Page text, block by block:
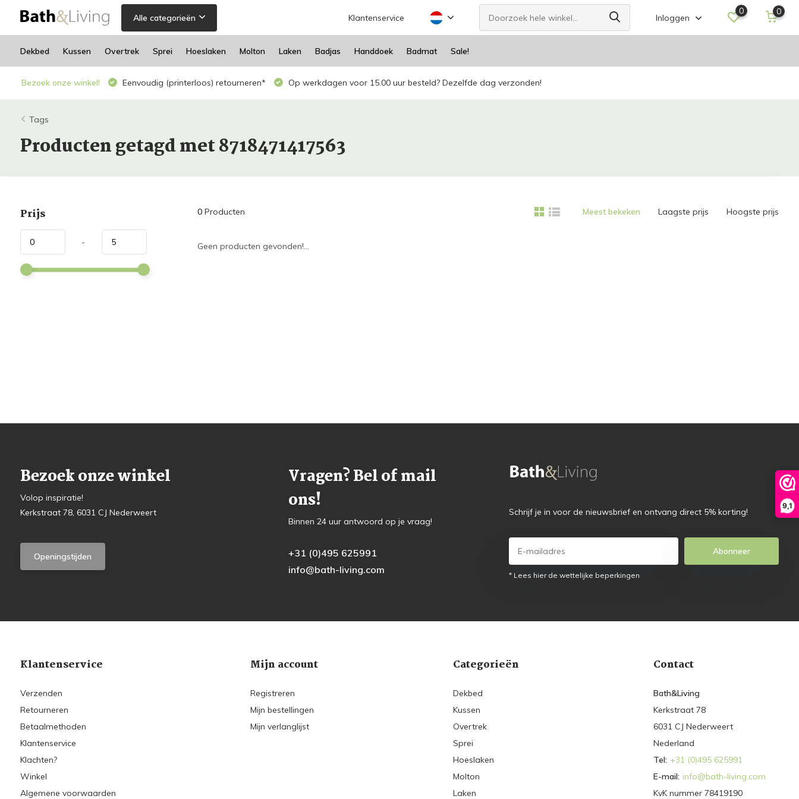
9,1
Alle categorieën Klantenservice Inloggen
0 0
Dekbed Kussen Overtrek Sprei Hoeslaken Molton Laken Badjas Handdoek Badmat Sale!
Bezoek onze winkel! Eenvoudig (printerloos) retourneren* Op werkdagen voor 15.00 uur besteld? Dezelfde dag verzonden!
Tags
Producten getagd met 8718471417563
Prijs
-
0Producten Meest bekeken Laagste prijs Hoogste prijs
Geen producten gevonden!...
Bezoek onze winkel
Volop inspiratie!
Kerkstraat 78, 6031 CJ Nederweert
Openingstijden
Vragen? Bel of mail
ons!
Binnen 24 uur antwoord op je vraag!
+31 (0)495 625991
info@bath-living.com
Schrijf je in voor de nieuwsbrief en ontvang direct 5% korting!
Abonneer
* Lees hier de wettelijke beperkingen
Klantenservice
Verzenden
Retourneren
Betaalmethoden
Klantenservice
Klachten?
Winkel
Algemene voorwaarden
Mijn account
Registreren
Mijn bestellingen
Mijn verlanglijst
Categorieën
Dekbed
Kussen
Overtrek
Sprei
Hoeslaken
Molton
Laken
Contact
Bath&Living
Kerkstraat 78
6031 CJ Nederweert
Nederland
Tel: +31 (0)495 625991
E-mail: info@bath-living.com
KvK nummer 78419190